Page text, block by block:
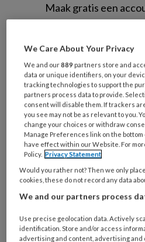
Maak gratis een
artikelen gratis
Al een account of
Wat
is
je
e-
mailadres?
* *
Kies
je
wachtwoord*
Kies
je
Bij
We Care About Your Privacy
We and our889 partners store and
data or unique identifiers, on your
tracking technologies to support the
partners process data to provide.
consent will disable them. If trackers
you see may not be as relevant to you.
change your choices or withdraw
Manage Preferences link on the
have effect within our Website. For
Policy. Privacy Statement
Would you rather not? Then we only
cookies, these do not record any data
We and our partners process
Use precise geolocation data. Actively
identification. Store and/or access
advertising and content, advertising and